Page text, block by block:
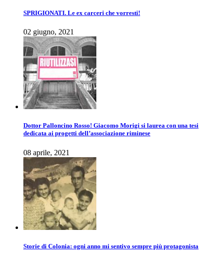
SPRIGIONATI. Le ex carceri che vorresti!
02 giugno, 2021
Dottor Palloncino Rosso! Giacomo Morigi si laurea con una tesi
dedicata ai progetti dell’associazione riminese
08 aprile, 2021
Storie di Colonia: ogni anno mi sentivo sempre più protagonista